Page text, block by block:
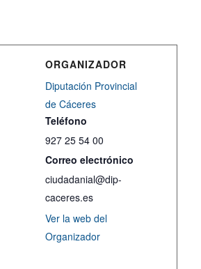
ORGANIZADOR
Diputación Provincial
de Cáceres
Teléfono
927 25 54 00
Correo electrónico
ciudadanial@dip-
caceres.es
Ver la web del
Organizador